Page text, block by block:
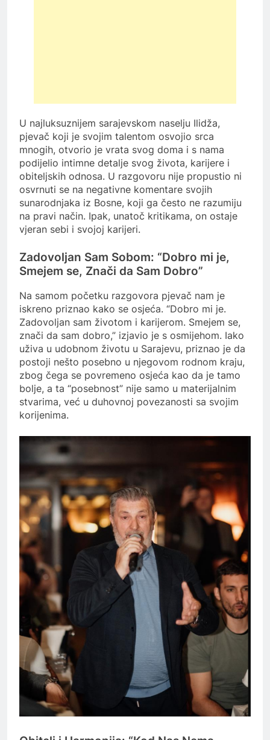
U najluksuznijem sarajevskom naselju Ilidža,
pjevač koji je svojim talentom osvojio srca
mnogih, otvorio je vrata svog doma i s nama
podijelio intimne detalje svog života, karijere i
obiteljskih odnosa. U razgovoru nije propustio ni
osvrnuti se na negativne komentare svojih
sunarodnjaka iz Bosne, koji ga često ne razumiju
na pravi način. Ipak, unatoč kritikama, on ostaje
vjeran sebi i svojoj karijeri.
Zadovoljan Sam Sobom: “Dobro mi je,
Smejem se, Znači da Sam Dobro”
Na samom početku razgovora pjevač nam je
iskreno priznao kako se osjeća. “Dobro mi je.
Zadovoljan sam životom i karijerom. Smejem se,
znači da sam dobro,” izjavio je s osmijehom. Iako
uživa u udobnom životu u Sarajevu, priznao je da
postoji nešto posebno u njegovom rodnom kraju,
zbog čega se povremeno osjeća kao da je tamo
bolje, a ta “posebnost” nije samo u materijalnim
stvarima, već u duhovnoj povezanosti sa svojim
korijenima.